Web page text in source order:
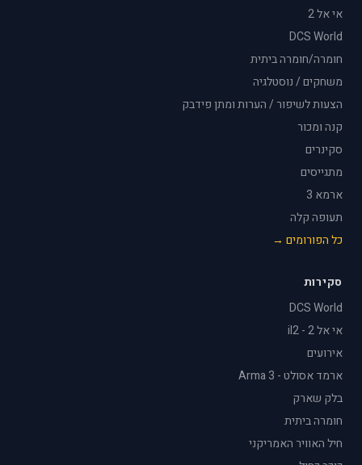
אי אל 2
DCS World
חומרה/חומרה ביתית
משחקים / נוסטלגיה
הצעות לשיפור / הערות ומתן פידבק
קנה ומכור
סקינרים
מתגייסים
ארמא 3
תעופה קלה
כל הפורומים →
סקירות
DCS World
אי אל 2 - il2
אירועים
ארמד אסולט - Arma 3
בלק שארק
חומרה ביתית
חיל האוויר האמריקני